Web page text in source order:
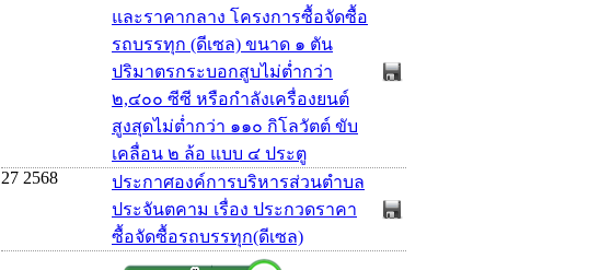
และราคากลาง โครงการซื้อจัดซื้อ
รถบรรทุก (ดีเซล) ขนาด ๑ ตัน
ปริมาตรกระบอกสูบไม่ต่ำกว่า
๒,๔๐๐ ซีซี หรือกำลังเครื่องยนต์
สูงสุดไม่ต่ำกว่า ๑๑๐ กิโลวัตต์ ขับ
เคลื่อน ๒ ล้อ แบบ ๔ ประตู
27 2568
ประกาศองค์การบริหารส่วนตำบล
ประจันตคาม เรื่อง ประกวดราคา
ซื้อจัดซื้อรถบรรทุก(ดีเซล)